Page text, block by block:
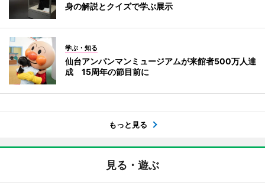
身の解説とクイズで学ぶ展示
学ぶ・知る
仙台アンパンマンミュージアムが来館者500万人達
成 15周年の節目前に
もっと見る
見る・遊ぶ